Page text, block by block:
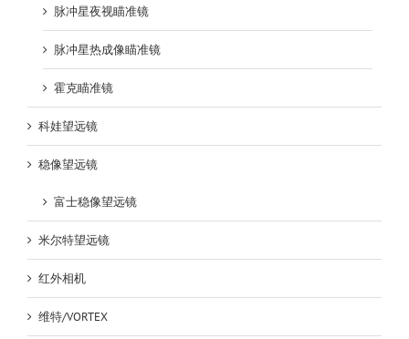
脉冲星夜视瞄准镜
脉冲星热成像瞄准镜
霍克瞄准镜
科娃望远镜
稳像望远镜
富士稳像望远镜
米尔特望远镜
红外相机
维特/VORTEX